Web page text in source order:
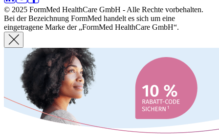
© 2025 FormMed HealthCare GmbH - Alle Rechte vorbehalten.
Bei der Bezeichnung FormMed handelt es sich um eine
eingetragene Marke der „FormMed HealthCare GmbH“.